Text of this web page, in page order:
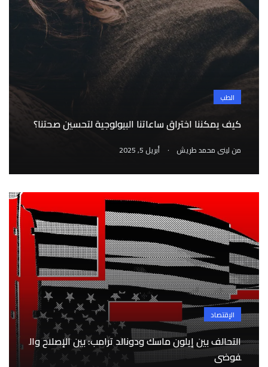
الطب
كيف يمكننا اختراق ساعاتنا البيولوجية لتحسين صحتنا؟
من لينى محمد طريش . أبريل 5, 2025
الإقتصاد
التحالف بين إيلون ماسك ودونالد ترامب: بين الإصلاح وال
فوضى